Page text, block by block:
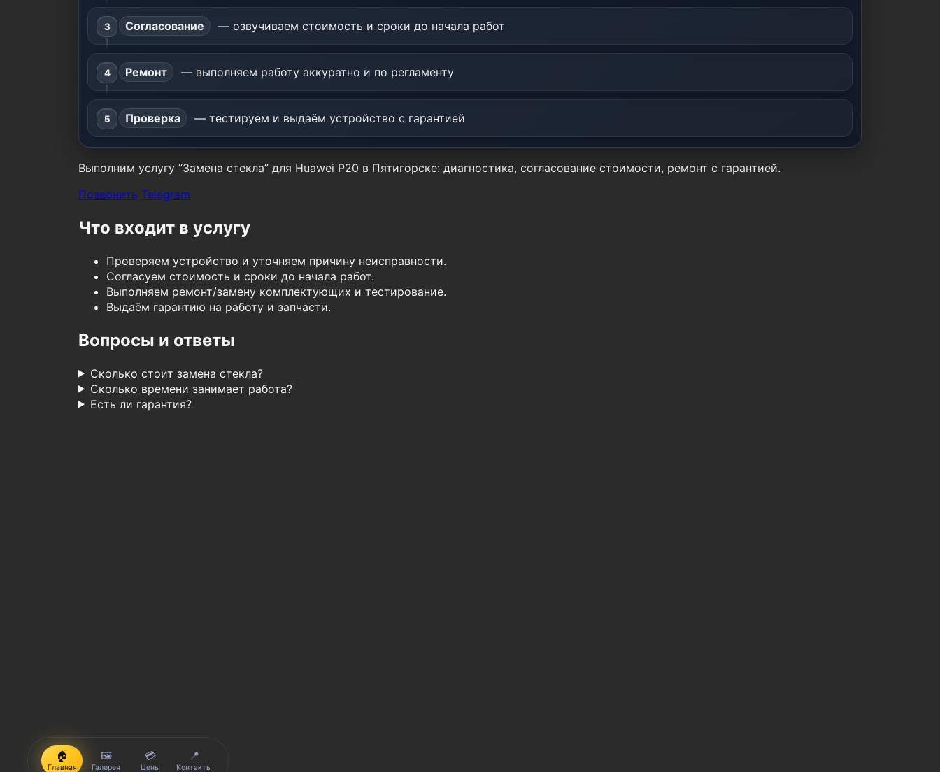
Согласование — озвучиваем стоимость и сроки до начала работ
Ремонт — выполняем работу аккуратно и по регламенту
Проверка — тестируем и выдаём устройство с гарантией
Выполним услугу “Замена стекла” для Huawei P20 в Пятигорске: диагностика, согласование стоимости, ремонт с гарантией.
Позвонить Telegram
Что входит в услугу
Проверяем устройство и уточняем причину неисправности.
Согласуем стоимость и сроки до начала работ.
Выполняем ремонт/замену комплектующих и тестирование.
Выдаём гарантию на работу и запчасти.
Вопросы и ответы
Сколько стоит замена стекла?
Сколько времени занимает работа?
Есть ли гарантия?
🏠
Главная
🖼️
Галерея
💳
Цены
📍
Контакты